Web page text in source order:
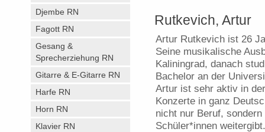
Djembe RN
Fagott RN
Gesang &
Sprecherziehung RN
Gitarre & E-Gitarre RN
Harfe RN
Horn RN
Klavier RN
Rutkevich, Artur
Artur Rutkevich ist 26
Seine musikalische
Kaliningrad, danach
Bachelor an der
Artur ist sehr aktiv in
Konzerte in ganz
nicht nur Beruf,
Schüler*innen weitergibt.